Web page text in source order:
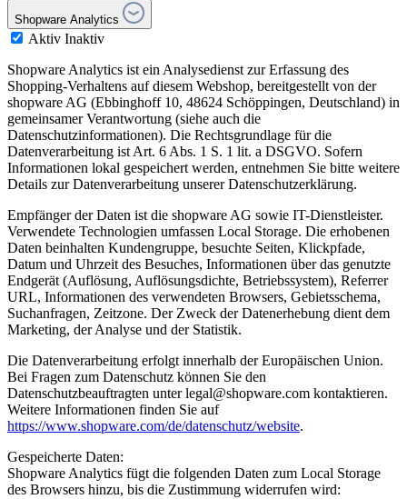
Shopware Analytics
Aktiv Inaktiv
Shopware Analytics ist ein Analysedienst zur Erfassung des
Shopping-Verhaltens auf diesem Webshop, bereitgestellt von der
shopware AG (Ebbinghoff 10, 48624 Schöppingen, Deutschland) in
gemeinsamer Verantwortung (siehe auch die
Datenschutzinformationen). Die Rechtsgrundlage für die
Datenverarbeitung ist Art. 6 Abs. 1 S. 1 lit. a DSGVO. Sofern
Informationen lokal gespeichert werden, entnehmen Sie bitte weitere
Details zur Datenverarbeitung unserer Datenschutzerklärung.
Empfänger der Daten ist die shopware AG sowie IT-Dienstleister.
Verwendete Technologien umfassen Local Storage. Die erhobenen
Daten beinhalten Kundengruppe, besuchte Seiten, Klickpfade,
Datum und Uhrzeit des Besuches, Informationen über das genutzte
Endgerät (Auflösung, Auflösungsdichte, Betriebssystem), Referrer
URL, Informationen des verwendeten Browsers, Gebietsschema,
Suchanfragen, Zeitzone. Der Zweck der Datenerhebung dient dem
Marketing, der Analyse und der Statistik.
Die Datenverarbeitung erfolgt innerhalb der Europäischen Union.
Bei Fragen zum Datenschutz können Sie den
Datenschutzbeauftragten unter legal@shopware.com kontaktieren.
Weitere Informationen finden Sie auf
https://www.shopware.com/de/datenschutz/website.
Gespeicherte Daten:
Shopware Analytics fügt die folgenden Daten zum Local Storage
des Browsers hinzu, bis die Zustimmung widerrufen wird: